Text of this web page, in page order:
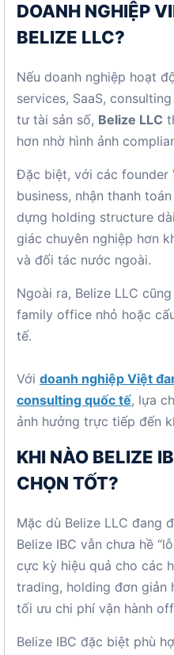
DOANH NGHIỆP
BELIZE LLC?
Nếu doanh nghiệp hoạt
services, SaaS,
tư tài sản số, Belize LLC
hơn nhờ hình ảnh
Đặc biệt, với các founder
business, nhận thanh
dựng holding structure
giác chuyên nghiệp hơn
và đối tác nước ngoài.
Ngoài ra, Belize LLC
family office nhỏ hoặc
tế.
Với doanh nghiệp Việt
consulting quốc tế, lựa
ảnh hưởng trực tiếp đến
KHI NÀO BELIZE
CHỌN TỐT?
Mặc dù Belize LLC đang
Belize IBC vẫn chưa hề
cực kỳ hiệu quả cho các
trading, holding đơn giản
tối ưu chi phí vận hành
Belize IBC đặc biệt phù